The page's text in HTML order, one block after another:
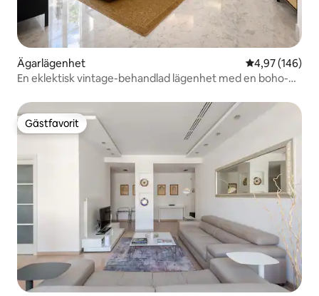
Ägarlägenhet 4,97 av 5 i
4,97 (146)
En eklektisk vintage-behandlad lägenhet med en boho-
Gästfavorit
Gästfavorit